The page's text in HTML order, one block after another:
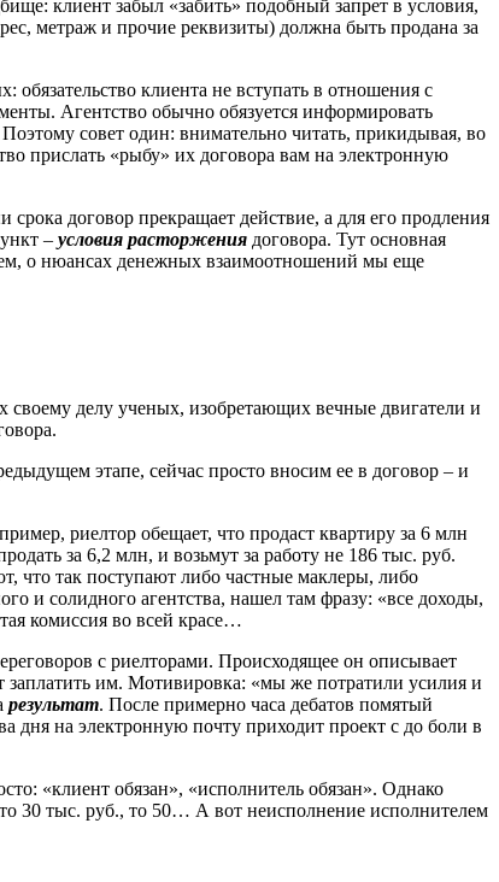
клиент забыл «забить» подобный запрет в условия,
метраж и прочие реквизиты) должна быть продана за
клиента не вступать в отношения с
Агентство обычно обязуется информировать
совет один: внимательно читать, прикидывая, во
прислать «рыбу» их договора вам на электронную
договор прекращает действие, а для его продления
– условия расторжения договора. Тут основная
о нюансах денежных взаимоотношений мы еще
своему делу ученых, изобретающих вечные двигатели и
этапе, сейчас просто вносим ее в договор – и
риелтор обещает, что продаст квартиру за 6 млн
за 6,2 млн, и возьмут за работу не 186 тыс. руб.
что так поступают либо частные маклеры, либо
и солидного агентства, нашел там фразу: «все доходы,
комиссия во всей красе…
с риелторами. Происходящее он описывает
заплатить им. Мотивировка: «мы же потратили усилия и
результат. После примерно часа дебатов помятый
дня на электронную почту приходит проект с до боли в
«клиент обязан», «исполнитель обязан». Однако
30 тыс. руб., то 50… А вот неисполнение исполнителем